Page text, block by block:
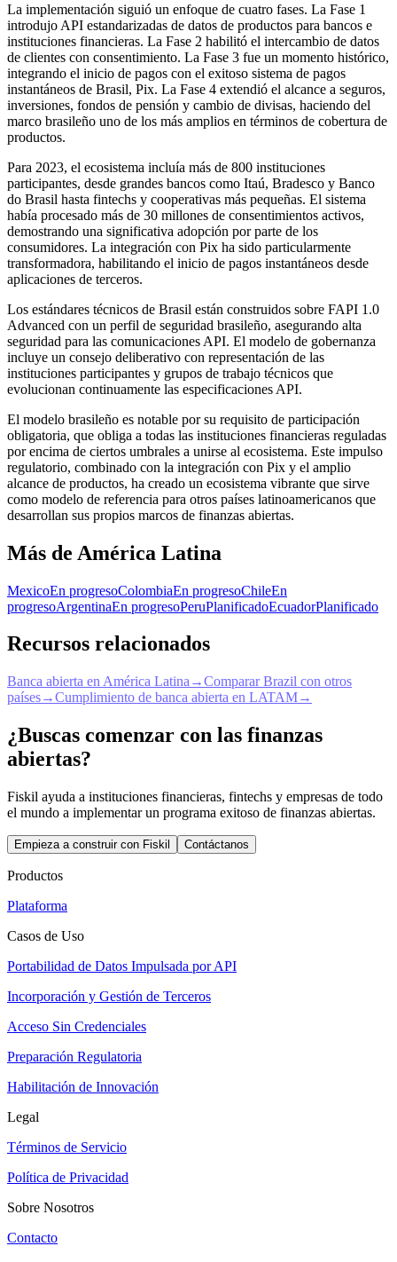
La implementación siguió un enfoque de cuatro fases. La Fase 1
introdujo API estandarizadas de datos de productos para bancos e
instituciones financieras. La Fase 2 habilitó el intercambio de datos
de clientes con consentimiento. La Fase 3 fue un momento histórico,
integrando el inicio de pagos con el exitoso sistema de pagos
instantáneos de Brasil, Pix. La Fase 4 extendió el alcance a seguros,
inversiones, fondos de pensión y cambio de divisas, haciendo del
marco brasileño uno de los más amplios en términos de cobertura de
productos.
Para 2023, el ecosistema incluía más de 800 instituciones
participantes, desde grandes bancos como Itaú, Bradesco y Banco
do Brasil hasta fintechs y cooperativas más pequeñas. El sistema
había procesado más de 30 millones de consentimientos activos,
demostrando una significativa adopción por parte de los
consumidores. La integración con Pix ha sido particularmente
transformadora, habilitando el inicio de pagos instantáneos desde
aplicaciones de terceros.
Los estándares técnicos de Brasil están construidos sobre FAPI 1.0
Advanced con un perfil de seguridad brasileño, asegurando alta
seguridad para las comunicaciones API. El modelo de gobernanza
incluye un consejo deliberativo con representación de las
instituciones participantes y grupos de trabajo técnicos que
evolucionan continuamente las especificaciones API.
El modelo brasileño es notable por su requisito de participación
obligatoria, que obliga a todas las instituciones financieras reguladas
por encima de ciertos umbrales a unirse al ecosistema. Este impulso
regulatorio, combinado con la integración con Pix y el amplio
alcance de productos, ha creado un ecosistema vibrante que sirve
como modelo de referencia para otros países latinoamericanos que
desarrollan sus propios marcos de finanzas abiertas.
Más de América Latina
MexicoEn progresoColombiaEn progresoChileEn
progresoArgentinaEn progresoPeruPlanificadoEcuadorPlanificado
Recursos relacionados
Banca abierta en América Latina →Comparar Brazil con otros
países→Cumplimiento de banca abierta en LATAM→
¿Buscas comenzar con las finanzas
abiertas?
Fiskil ayuda a instituciones financieras, fintechs y empresas de todo
el mundo a implementar un programa exitoso de finanzas abiertas.
Empieza a construir con Fiskil Contáctanos
Productos
Plataforma
Casos de Uso
Portabilidad de Datos Impulsada por API
Incorporación y Gestión de Terceros
Acceso Sin Credenciales
Preparación Regulatoria
Habilitación de Innovación
Legal
Términos de Servicio
Política de Privacidad
Sobre Nosotros
Contacto